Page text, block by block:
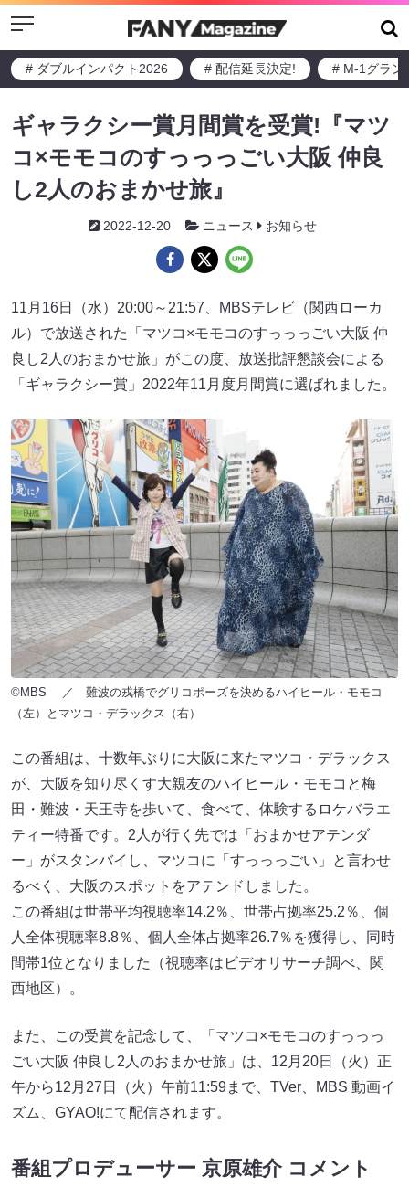
Menu
# ダブルインパクト2026 # 配信延長決定! # M-1グラン
ギャラクシー賞月間賞を受賞!『マツ
コ×モモコのすっっっごい大阪 仲良
し2人のおまかせ旅』
2022-12-20 ニュース お知らせ
11月16日（水）20:00～21:57、MBSテレビ（関西ローカ
ル）で放送された「マツコ×モモコのすっっっごい大阪 仲
良し2人のおまかせ旅」がこの度、放送批評懇談会による
「ギャラクシー賞」2022年11月度月間賞に選ばれました。
©MBS ／ 難波の戎橋でグリコポーズを決めるハイヒール・モモコ
（左）とマツコ・デラックス（右）
この番組は、十数年ぶりに大阪に来たマツコ・デラックス
が、大阪を知り尽くす大親友のハイヒール・モモコと梅
田・難波・天王寺を歩いて、食べて、体験するロケバラエ
ティー特番です。2人が行く先では「おまかせアテンダ
ー」がスタンバイし、マツコに「すっっっごい」と言わせ
るべく、大阪のスポットをアテンドしました。
この番組は世帯平均視聴率14.2％、世帯占拠率25.2％、個
人全体視聴率8.8％、個人全体占拠率26.7％を獲得し、同時
間帯1位となりました（視聴率はビデオリサーチ調べ、関
西地区）。
また、この受賞を記念して、「マツコ×モモコのすっっっ
ごい大阪 仲良し2人のおまかせ旅」は、12月20日（火）正
午から12月27日（火）午前11:59まで、TVer、MBS 動画イ
ズム、GYAO!にて配信されます。
番組プロデューサー 京原雄介 コメント